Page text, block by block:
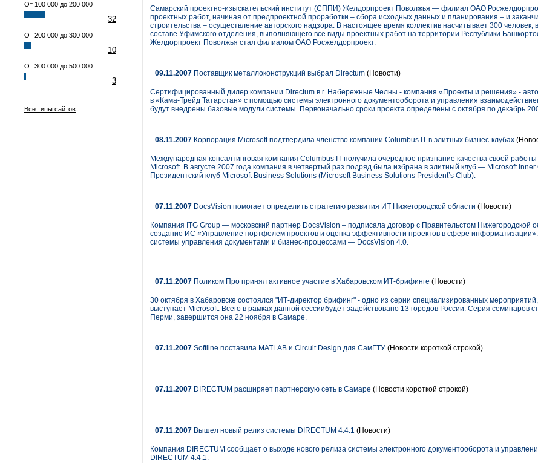
От 100 000 до 200 000
32
От 200 000 до 300 000
10
От 300 000 до 500 000
3
Все типы сайтов
Самарский проектно-изыскательский институт (СППИ) Желдорпроект Поволжья — филиал ОАО
проектных работ, начиная от предпроектной проработки – сбора исходных данных и планирования – и
строительства – осуществление авторского надзора. В настоящее время коллектив насчитывает 300 человек,
составе Уфимского отделения, выполняющего все виды проектных работ на территории Республики
Желдорпроект Поволжья стал филиалом ОАО Росжелдорпроект.
09.11.2007 Поставщик металлоконструкций выбрал Directum (Новости)
Сертифицированный дилер компании Directum в г. Набережные Челны - компания «Проекты и решения» -
в «Кама-Трейд Татарстан» с помощью системы электронного документооборота и управления
будут внедрены базовые модули системы. Первоначально сроки проекта определены с октября по декабрь
08.11.2007 Корпорация Microsoft подтвердила членство компании Columbus IT в элитных бизнес-клубах
Международная консалтинговая компания Columbus IT получила очередное признание качества своей
Microsoft. В августе 2007 года компания в четвертый раз подряд была избрана в элитный клуб — Microsoft
Президентский клуб Microsoft Business Solutions (Microsoft Business Solutions President’s Club).
07.11.2007 DocsVision помогает определить стратегию развития ИТ Нижегородской области (Новости)
Компания ITG Group — московский партнер DocsVision – подписала договор с Правительстом Нижегородской
создание ИС «Управление портфелем проектов и оценка эффективности проектов в сфере
системы управления документами и бизнес-процессами — DocsVision 4.0.
07.11.2007 Поликом Про принял активное участие в Хабаровском ИТ-брифинге (Новости)
30 октября в Хабаровске состоялся "ИТ-директор брифинг" - одно из серии специализированных
выступает Microsoft. Всего в рамках данной сессиибудет задействовано 13 городов России. Серия семинаров
Перми, завершится она 22 ноября в Самаре.
07.11.2007 Softline поставила MATLAB и Circuit Design для СамГТУ (Новости короткой строкой)
07.11.2007 DIRECTUM расширяет партнерскую сеть в Самаре (Новости короткой строкой)
07.11.2007 Вышел новый релиз системы DIRECTUM 4.4.1 (Новости)
Компания DIRECTUM сообщает о выходе нового релиза системы электронного документооборота и
DIRECTUM 4.4.1.